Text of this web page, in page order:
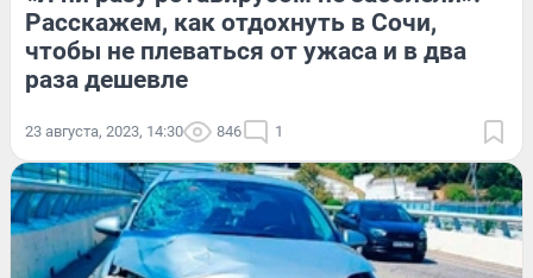
Расскажем, как отдохнуть в Сочи,
чтобы не плеваться от ужаса и в два
раза дешевле
23 августа, 2023, 14:30 846 1